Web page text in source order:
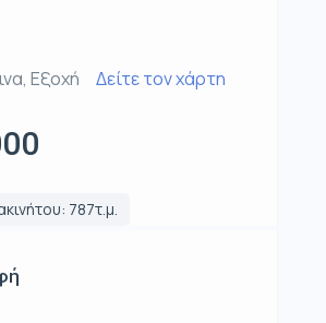
Εξοχή Δείτε τον χάρτη
787τ.μ.